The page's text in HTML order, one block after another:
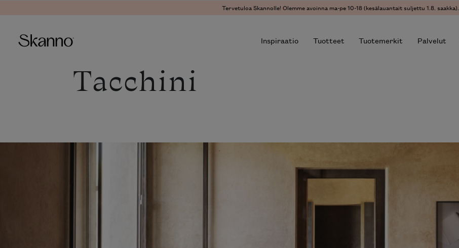
Tervetuloa Skannolle! Olemme avoinna ma-pe 10-18 (kesälauantait suljettu 1.8. saakka).
Inspiraatio Tuotteet Tuotemerkit Palvelut
Tacchini